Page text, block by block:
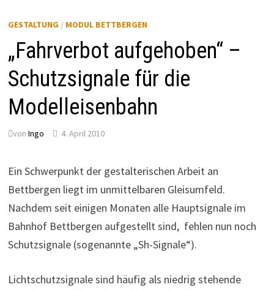
GESTALTUNG/ MODUL BETTBERGEN
„Fahrverbot aufgehoben“ –
Schutzsignale für die
Modelleisenbahn
von Ingo 4. April 2010
Ein Schwerpunkt der gestalterischen Arbeit an
Bettbergen liegt im unmittelbaren Gleisumfeld.
Nachdem seit einigen Monaten alle Hauptsignale im
Bahnhof Bettbergen aufgestellt sind, fehlen nun noch
Schutzsignale (sogenannte „Sh-Signale“).
Lichtschutzsignale sind häufig als niedrig stehende